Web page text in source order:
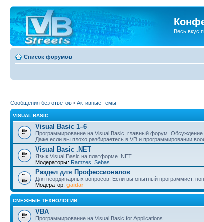
Весь вкус
Список форумов
Сообщения без ответов • Активные темы
VISUAL BASIC
Visual Basic 1–6
Программирование на Visual Basic, главный форум.
Даже если вы плохо разбираетесь в VB и программировании
Visual Basic .NET
Язык Visual Basic на платформе .NET.
Модераторы: Ramzes Sebas
Раздел для Профессионалов
Для неординарных вопросов. Если вы опытный программист,
Модератор: gaidar
СМЕЖНЫЕ ТЕХНОЛОГИИ
VBA
Программирование на Visual Basic for Applications